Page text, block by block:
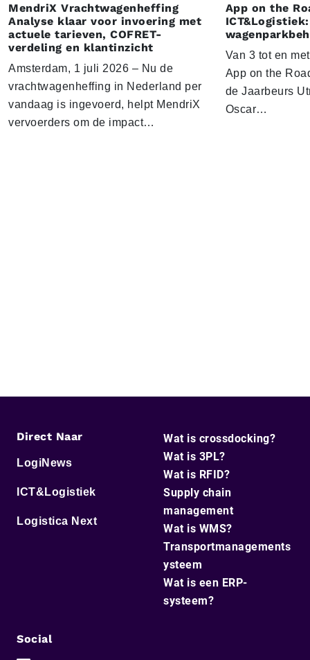
MendriX Vrachtwagenheffing
Analyse klaar voor invoering met
actuele tarieven, COFRET-
verdeling en klantinzicht
Amsterdam, 1 juli 2026 – Nu de
vrachtwagenheffing in Nederland per
vandaag is ingevoerd, helpt MendriX
vervoerders om de impact…
App on the
Van 3 tot en
App on the
de Jaarbeurs
Oscar…
Direct Naar
LogiNews
ICT&Logistiek
Logistica Next
Wat is crossdocking?
Wat is 3PL?
Wat is RFID?
Supply chain
management
Wat is WMS?
Transportmanagements
ysteem
Wat is een ERP-
systeem?
Social